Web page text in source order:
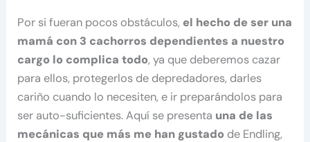
Por si fueran pocos obstáculos, el hecho de ser una
mamá con 3 cachorros dependientes a nuestro
cargo lo complica todo, ya que deberemos cazar
para ellos, protegerlos de depredadores, darles
cariño cuando lo necesiten, e ir preparándolos para
ser auto-suficientes. Aquí se presenta una de las
mecánicas que más me han gustado de Endling,